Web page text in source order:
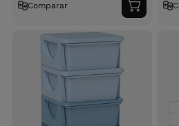
Comparar
ao